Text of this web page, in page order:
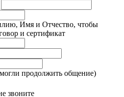
Имя и Отчество, чтобы
и сертификат
продолжить общение)
звоните